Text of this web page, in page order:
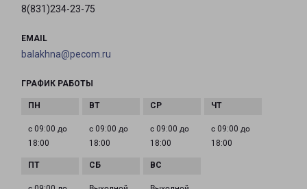
8(831)234-23-75
EMAIL
balakhna@pecom.ru
ГРАФИК РАБОТЫ
с 09:00 до
18:00
с 09:00 до
18:00
с 09:00 до
18:00
с 09:00 до
18:00